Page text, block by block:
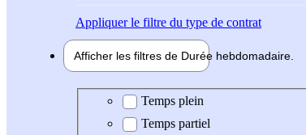
Appliquerle filtre du type de contrat
Afficher les filtres de Durée hebdomadaire
Durée hebdomadaire
Temps plein
Temps partiel